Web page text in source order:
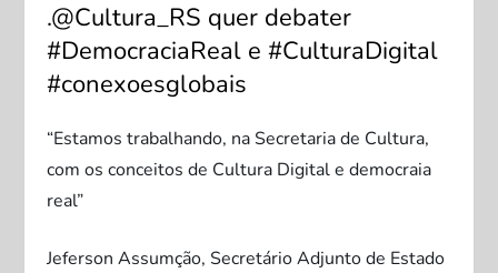
.@Cultura_RS quer debater
#DemocraciaReal e #CulturaDigital
#conexoesglobais
“Estamos trabalhando, na Secretaria de Cultura,
com os conceitos de Cultura Digital e democraia
real”
Jeferson Assumção, Secretário Adjunto de Estado